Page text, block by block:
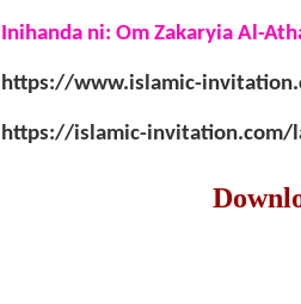
Inihanda ni: Om Zakaryia Al-
https://www.islamic-
https://islamic-invitation.com/